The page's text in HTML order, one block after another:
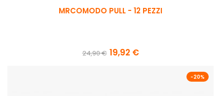
MRCOMODO PULL - 12 PEZZI
24,90 € 19,92 €
-20%